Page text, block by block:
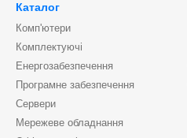
Каталог
Комп'ютери
Комплектуючі
Енергозабезпечення
Програмне забезпечення
Сервери
Мережеве обладнання